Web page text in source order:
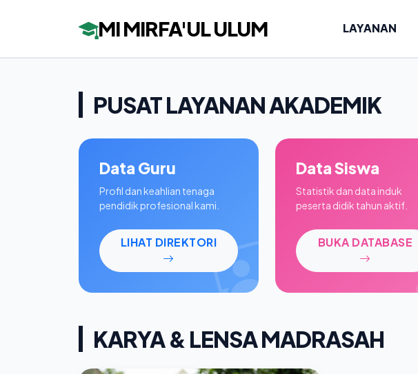
MI MIRFA'UL ULUM LAYANAN
PUSAT LAYANAN AKADEMIK
Data Guru
Profil dan keahlian tenaga
pendidik profesional kami.
LIHAT DIREKTORI
Data Siswa
Statistik dan data induk
peserta didik tahun aktif.
BUKA DATABASE
KARYA & LENSA MADRASAH